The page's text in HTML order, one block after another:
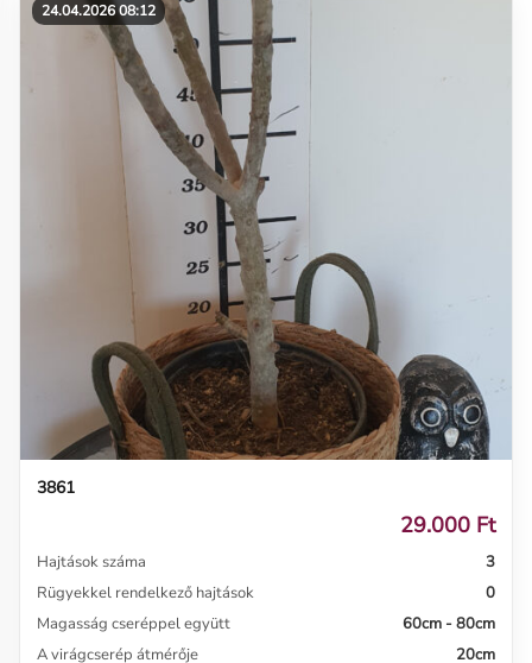
24.04.2026 08:12
3861
29.000 Ft
Hajtások száma
3
Rügyekkel rendelkező hajtások
0
Magasság cseréppel együtt
60cm - 80cm
A virágcserép átmérője
20cm